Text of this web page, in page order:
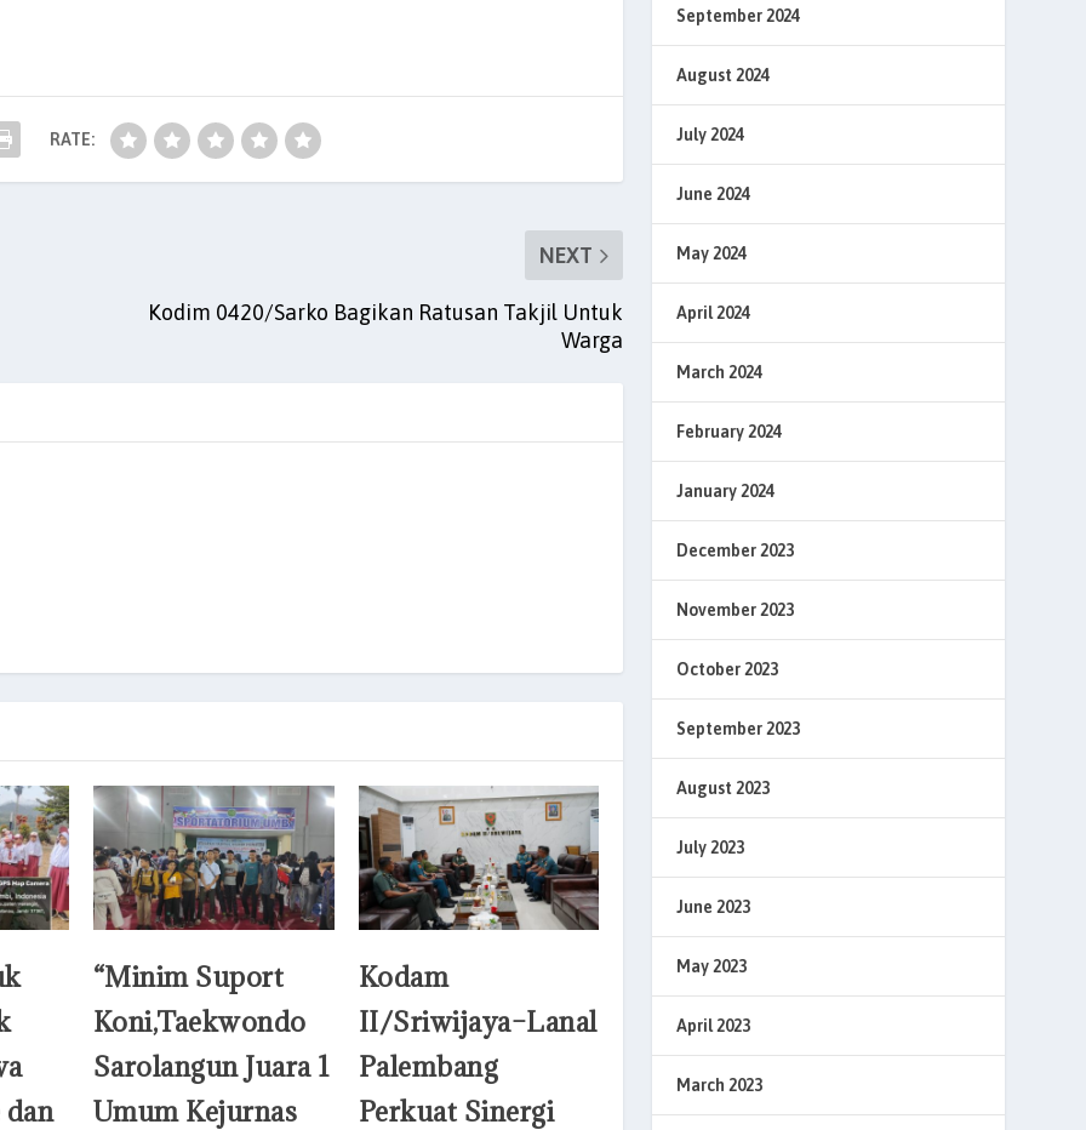
RATE:
NEXT
Kodim 0420/Sarko Bagikan Ratusan Takjil Untuk
Warga
“Minim Suport
Koni,Taekwondo
Sarolangun Juara 1
Umum Kejurnas
Kodam
II/Sriwijaya–Lanal
Palembang
Perkuat Sinergi
September 2024
August 2024
July 2024
June 2024
May 2024
April 2024
March 2024
February 2024
January 2024
December 2023
November 2023
October 2023
September 2023
August 2023
July 2023
June 2023
May 2023
April 2023
March 2023